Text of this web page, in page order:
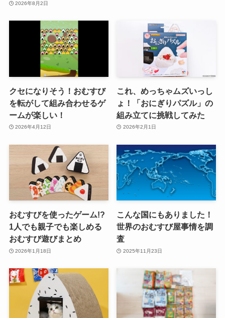
2026年8月2日
クセになりそう！おむすび
を転がして組み合わせるゲ
ームが楽しい！
2026年4月12日
これ、めっちゃムズいっし
ょ！「おにぎりパズル」の
組み立てに挑戦してみた
2026年2月1日
おむすびを使ったゲーム!?
1人でも親子でも楽しめる
おむすび遊びまとめ
2026年1月18日
こんな国にもありました！
世界のおむすび屋事情を調
査
2025年11月23日